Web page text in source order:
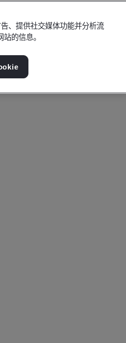
、提供社交媒体功能并分析流
的信息。